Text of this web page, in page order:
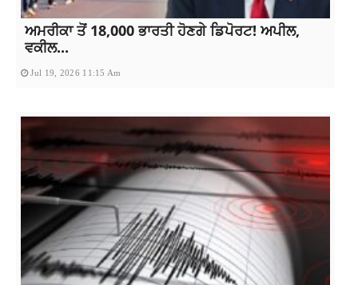
ਅਮਰੀਕਾ ਤੋਂ 18,000 ਭਾਰਤੀ ਹੋਣਗੇ ਡਿਪੋਰਟ! ਅਪੀਲ,
ਵਕੀਲ...
Jul 19, 2026 11:15 Am